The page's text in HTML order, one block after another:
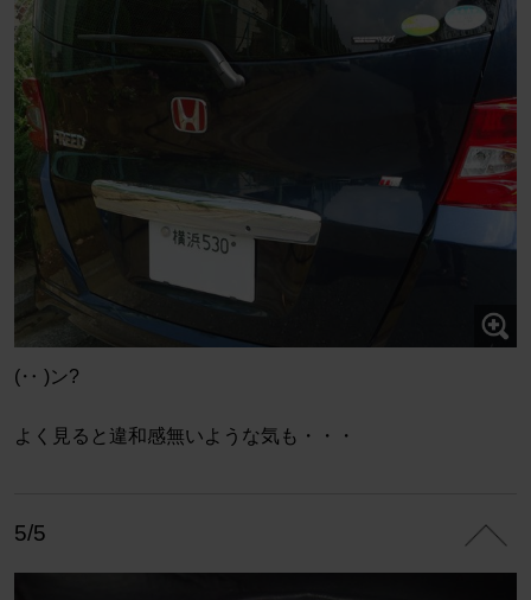
(‥ )ン?
よく見ると違和感無いような気も・・・
5/5